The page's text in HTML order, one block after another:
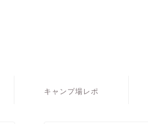
キャンプ場レポ